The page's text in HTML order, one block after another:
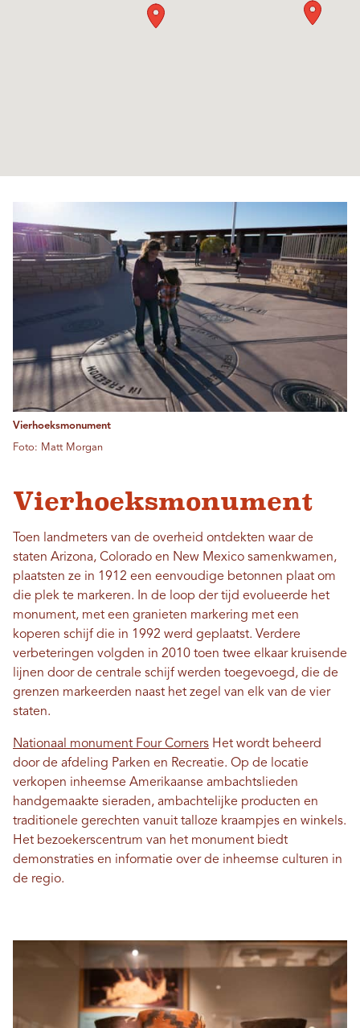
Vierhoeksmonument
Foto: Matt Morgan
Vierhoeksmonument
Toen landmeters van de overheid ontdekten waar de
staten Arizona, Colorado en New Mexico samenkwamen,
plaatsten ze in 1912 een eenvoudige betonnen plaat om
die plek te markeren. In de loop der tijd evolueerde het
monument, met een granieten markering met een
koperen schijf die in 1992 werd geplaatst. Verdere
verbeteringen volgden in 2010 toen twee elkaar kruisende
lijnen door de centrale schijf werden toegevoegd, die de
grenzen markeerden naast het zegel van elk van de vier
staten.
Nationaal monument Four Corners Het wordt beheerd
door de afdeling Parken en Recreatie. Op de locatie
verkopen inheemse Amerikaanse ambachtslieden
handgemaakte sieraden, ambachtelijke producten en
traditionele gerechten vanuit talloze kraampjes en winkels.
Het bezoekerscentrum van het monument biedt
demonstraties en informatie over de inheemse culturen in
de regio.